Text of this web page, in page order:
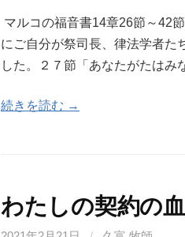
マルコの福音書14章26節～42
にご自分が祭司長、律法学者た
した。２７節「あなたがたは
続きを読む →
わたしの契約の